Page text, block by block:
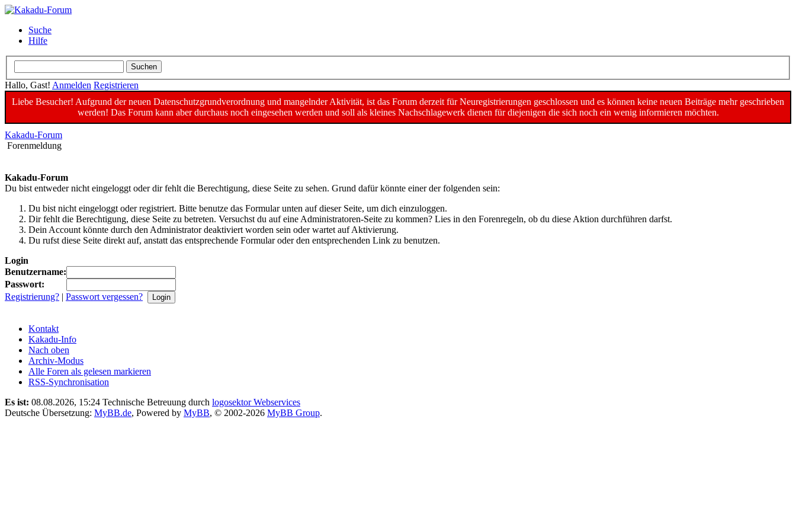
Suche
Hilfe
Hallo, Gast! Anmelden Registrieren
Liebe Besucher! Aufgrund der neuen Datenschutzgrundverordnung und mangelnder Aktivität, ist das Forum derzeit für Neuregistrierungen geschlossen und es können keine neuen Beiträge mehr geschrieben
werden! Das Forum kann aber durchaus noch eingesehen werden und soll als kleines Nachschlagewerk dienen für diejenigen die sich noch ein wenig informieren möchten.
Kakadu-Forum
Forenmeldung
Kakadu-Forum
Du bist entweder nicht eingeloggt oder dir fehlt die Berechtigung, diese Seite zu sehen. Grund dafür könnte einer der folgenden sein:
Du bist nicht eingeloggt oder registriert. Bitte benutze das Formular unten auf dieser Seite, um dich einzuloggen.
Dir fehlt die Berechtigung, diese Seite zu betreten. Versuchst du auf eine Administratoren-Seite zu kommen? Lies in den Forenregeln, ob du diese Aktion durchführen darfst.
Dein Account könnte durch den Administrator deaktiviert worden sein oder wartet auf Aktivierung.
Du rufst diese Seite direkt auf, anstatt das entsprechende Formular oder den entsprechenden Link zu benutzen.
Login
Benutzername:
Passwort:
Registrierung? | Passwort vergessen?
Kontakt
Kakadu-Info
Nach oben
Archiv-Modus
Alle Foren als gelesen markieren
RSS-Synchronisation
Es ist: 08.08.2026, 15:24 Technische Betreuung durch logosektor Webservices
Deutsche Übersetzung: MyBB.de, Powered by MyBB, © 2002-2026 MyBB Group.